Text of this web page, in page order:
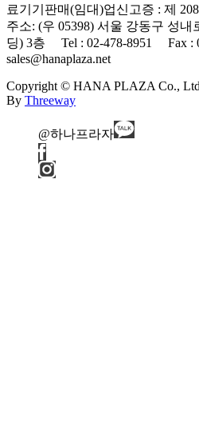
료기기판매(임대)업신고증 : 제
주소: (우 05398) 서울 강동구 성내
딩) 3층 Tel : 02-478-8951 Fax :
sales@hanaplaza.net
Copyright © HANA PLAZA Co.,
By Threeway
@하나프라자